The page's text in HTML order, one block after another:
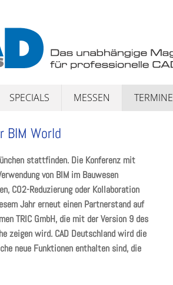
SPECIALS MESSEN TERMINE
World
stattfinden. Die Konferenz mit
von BIM im Bauwesen
CO2-Reduzierung oder Kollaboration
Jahr erneut einen Partnerstand auf
TRIC GmbH, die mit der Version 9 des
zeigen wird. CAD Deutschland wird die
neue Funktionen enthalten sind, die